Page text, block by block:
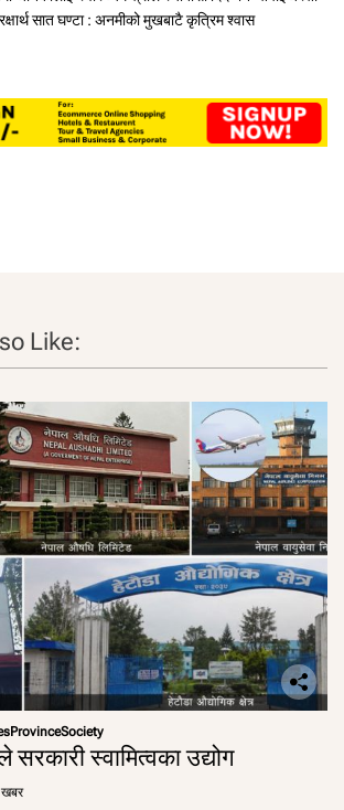
सात घण्टा : अनमीको मुखबाटै कृत्रिम श्वास
Like:
ProvinceSociety
सरकारी स्वामित्वका उद्योग
खबर